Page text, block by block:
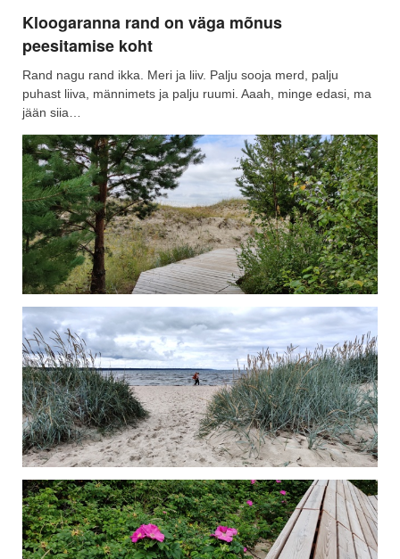
Kloogaranna rand on väga mõnus
peesitamise koht
Rand nagu rand ikka. Meri ja liiv. Palju sooja merd, palju
puhast liiva, männimets ja palju ruumi. Aaah, minge edasi, ma
jään siia…